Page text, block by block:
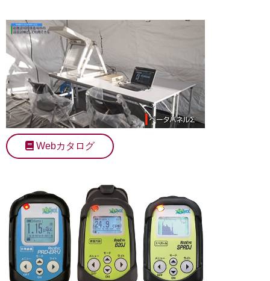
Webカタログ